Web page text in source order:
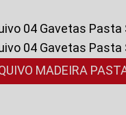
04 Gavetas
04 Gavetas
MADEIRA